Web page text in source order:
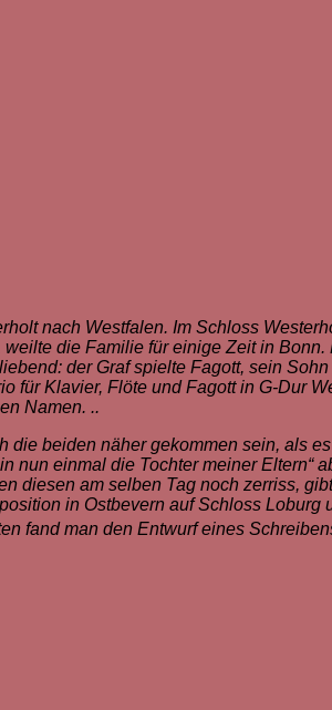
nach Westfalen. Im Schloss
die Familie für einige Zeit in
der Graf spielte Fagott, sein
für Klavier, Flöte und Fagott in G-Dur
Namen. ..
beiden näher gekommen sein, als
nun einmal die Tochter meiner
diesen am selben Tag noch zerriss,
in Ostbevern auf Schloss
fand man den Entwurf eines